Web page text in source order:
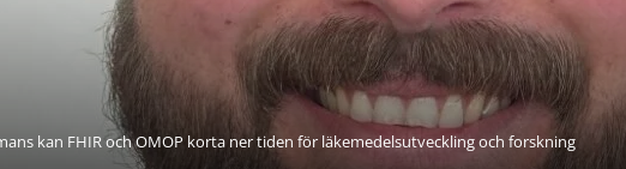
kan FHIR och OMOP korta ner tiden för läkemedelsutveckling och forskning